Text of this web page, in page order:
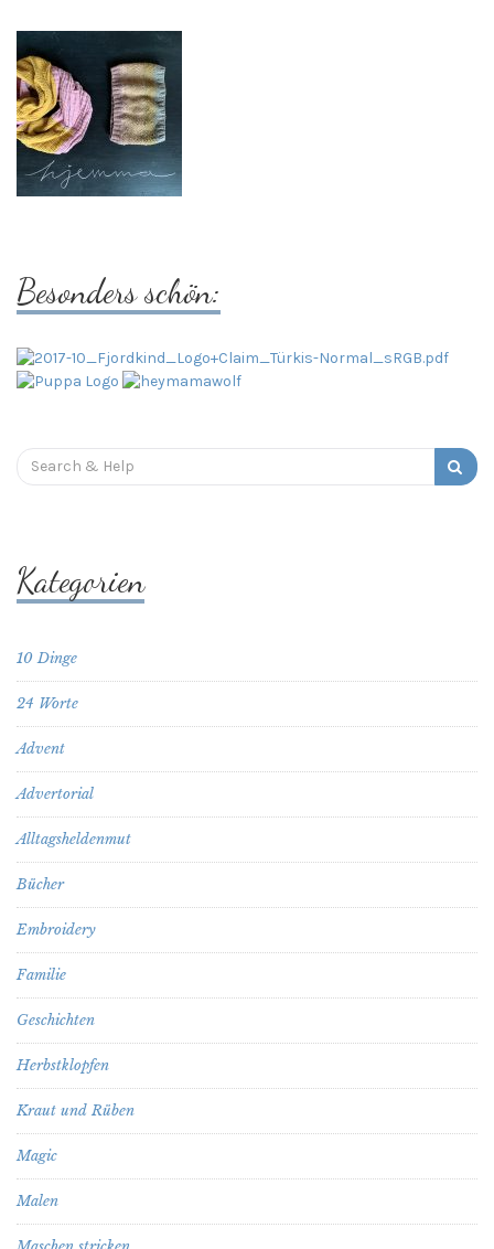
Besonders schön:
Search
for:
Kategorien
10 Dinge
24 Worte
Advent
Advertorial
Alltagsheldenmut
Bücher
Embroidery
Familie
Geschichten
Herbstklopfen
Kraut und Rüben
Magic
Malen